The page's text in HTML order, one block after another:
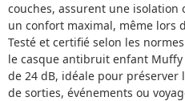
couches, assurent une
un confort maximal, même lors
Testé et certifié selon les
le casque antibruit enfant
de 24 dB, idéale pour préserver
de sorties, événements ou